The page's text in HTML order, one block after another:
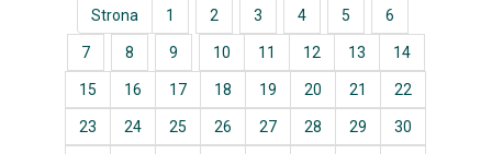
Strona 1 2 3 4 5 6
7 8 9 10 11 12 13 14
15 16 17 18 19 20 21 22
23 24 25 26 27 28 29 30